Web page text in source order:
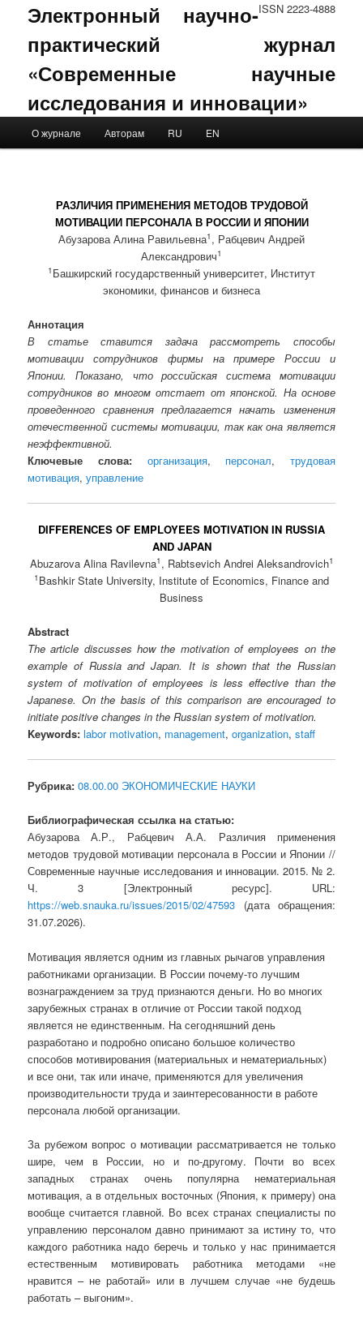
ISSN 2223-4888
Электронный научно-
практический журнал
«Современные научные
исследования и инновации»
Skip to primary content
Skip to secondary content
О журнале Авторам RU EN
РАЗЛИЧИЯ ПРИМЕНЕНИЯ МЕТОДОВ ТРУДОВОЙ
МОТИВАЦИИ ПЕРСОНАЛА В РОССИИ И ЯПОНИИ
Абузарова Алина Равильевна1 , Рабцевич Андрей
Александрович1
1 Башкирский государственный университет, Институт
экономики, финансов и бизнеса
Аннотация
В статье ставится задача рассмотреть способы
мотивации сотрудников фирмы на примере России и
Японии. Показано, что российская система мотивации
сотрудников во многом отстает от японской. На основе
проведенного сравнения предлагается начать изменения
отечественной системы мотивации, так как она является
неэффективной.
Ключевые слова:
организация, персонал, трудовая
мотивация,управление
DIFFERENCES OF EMPLOYEES MOTIVATION IN RUSSIA
AND JAPAN
Abuzarova Alina Ravilevna1 , Rabtsevich Andrei Aleksandrovich1
1 Bashkir State University, Institute of Economics, Finance and
Business
Abstract
The article discusses how the motivation of employees on the
example of Russia and Japan. It is shown that the Russian
system of motivation of employees is less effective than the
Japanese. On the basis of this comparison are encouraged to
initiate positive changes in the Russian system of motivation.
Keywords: labor motivation, management,organization,staff
Рубрика: 08.00.00 ЭКОНОМИЧЕСКИЕ НАУКИ
Библиографическая ссылка на статью:
Абузарова А.Р., Рабцевич А.А. Различия применения
методов трудовой мотивации персонала в России и Японии //
Современные научные исследования и инновации. 2015. № 2.
Ч. 3 [Электронный ресурс]. URL:
https://web.snauka.ru/issues/2015/02/47593 (дата обращения:
31.07.2026).
Мотивация является одним из главных рычагов управления
работниками организации. В России почему-то лучшим
вознаграждением за труд признаются деньги. Но во многих
зарубежных странах в отличие от России такой подход
является не единственным. На сегодняшний день
разработано и подробно описано большое количество
способов мотивирования (материальных и нематериальных)
и все они, так или иначе, применяются для увеличения
производительности труда и заинтересованности в работе
персонала любой организации.
За рубежом вопрос о мотивации рассматривается не только
шире, чем в России, но и по-другому. Почти во всех
западных странах очень популярна нематериальная
мотивация, а в отдельных восточных (Япония, к примеру) она
вообще считается главной. Во всех странах специалисты по
управлению персоналом давно принимают за истину то, что
каждого работника надо беречь и только у нас принимается
естественным мотивировать работника методами «не
нравится – не работай» или в лучшем случае «не будешь
работать – выгоним».